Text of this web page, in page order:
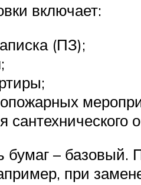
включает:
(ПЗ);
бумаг –
при